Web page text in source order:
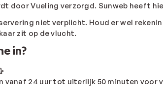
door Vueling verzorgd. Sunweb heeft
niet verplicht. Houd er wel
zit op de vlucht.
in?
vanaf 24 uur tot uiterlijk 50 minuten